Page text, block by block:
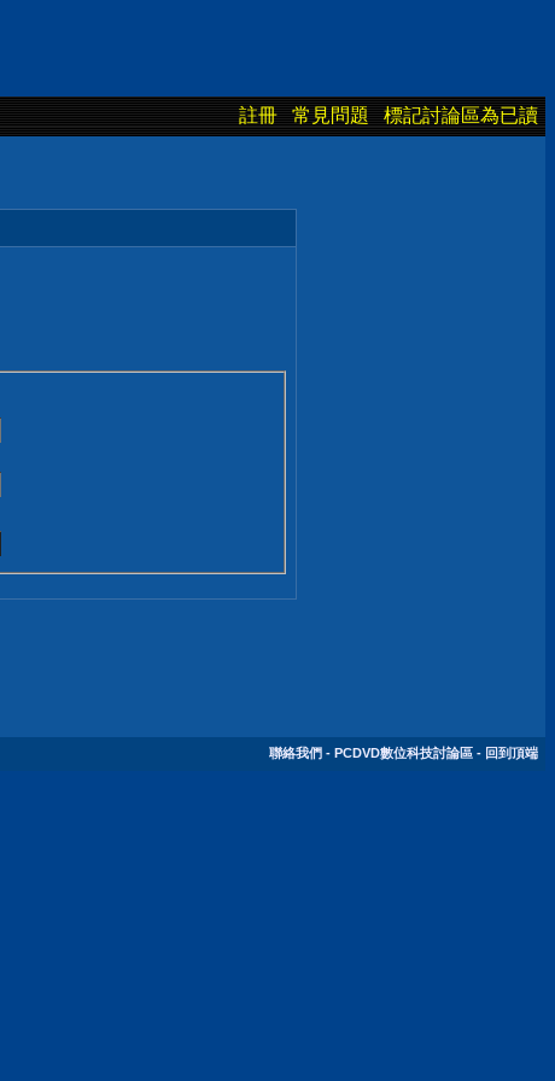
註冊 常見問題 標記討論區為已讀
聯絡我們 - PCDVD數位科技討論區 - 回到頂端